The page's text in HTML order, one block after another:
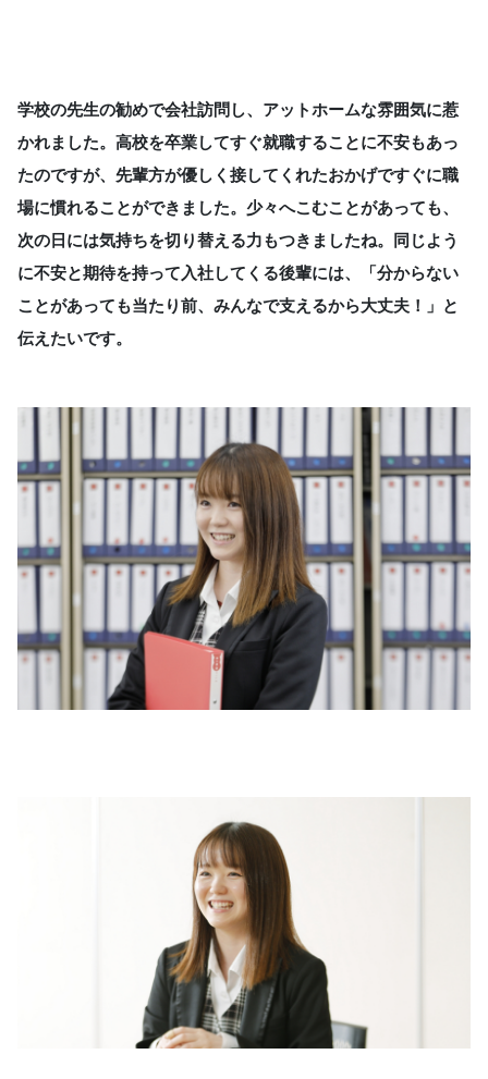
学校の先生の勧めで会社訪問し、アットホームな雰囲気に惹
かれました。高校を卒業してすぐ就職することに不安もあっ
たのですが、先輩方が優しく接してくれたおかげですぐに職
場に慣れることができました。少々へこむことがあっても、
次の日には気持ちを切り替える力もつきましたね。同じよう
に不安と期待を持って入社してくる後輩には、「分からない
ことがあっても当たり前、みんなで支えるから大丈夫！」と
伝えたいです。